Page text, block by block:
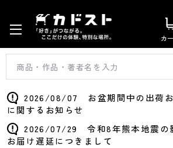
カ
2026/08/07 お盆期間中の出荷お
に関するお知らせ
2026/07/29 令和8年熊本地震の
お届け遅延につきまして